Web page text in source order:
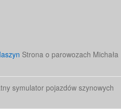
Strona o parowozach
symulator pojazdów szynowych